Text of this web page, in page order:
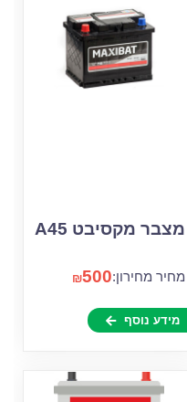
מצבר מקסיבט A45
מחיר מחירון: ₪500
מידע נוסף